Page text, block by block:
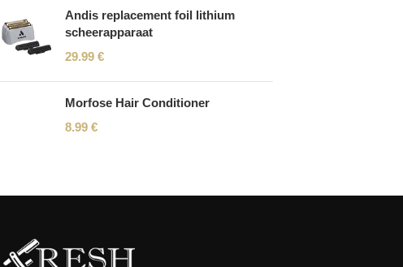
Andis replacement foil lithium
scheerapparaat
29.99 €
Morfose Hair Conditioner
8.99 €